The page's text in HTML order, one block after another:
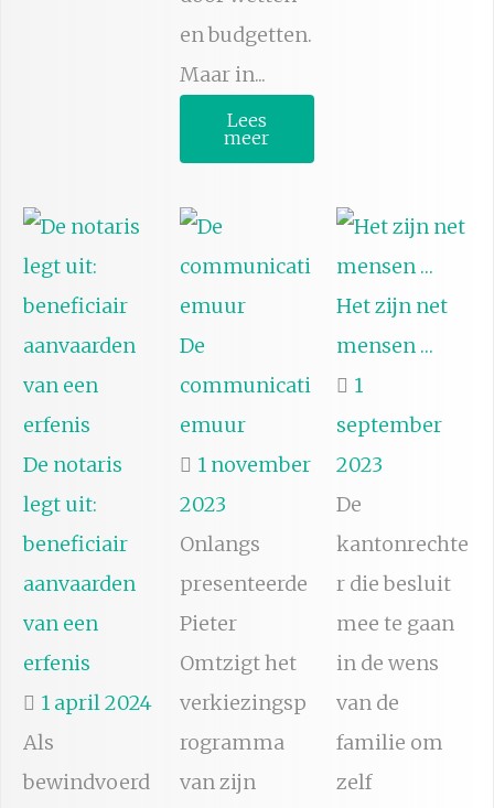
en budgetten.
Maar in...
Lees
meer
De notaris
legt uit:
beneficiair
aanvaarden
van een
erfenis
1 april 2024
Als
bewindvoerd
De
communicati
emuur
1 november
2023
Onlangs
presenteerde
Pieter
Omtzigt het
verkiezingsp
rogramma
van zijn
Het zijn net
mensen …
1
september
2023
De
kantonrechte
r die besluit
mee te gaan
in de wens
van de
familie om
zelf